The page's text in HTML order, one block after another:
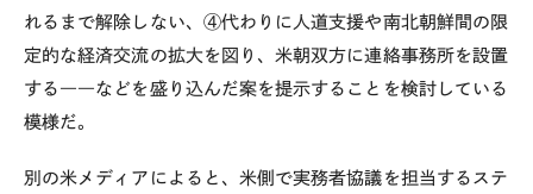
れるまで解除しない、④代わりに人道支援や南北朝鮮間の限
定的な経済交流の拡大を図り、米朝双方に連絡事務所を設置
する――などを盛り込んだ案を提示することを検討している
模様だ。
別の米メディアによると、米側で実務者協議を担当するステ